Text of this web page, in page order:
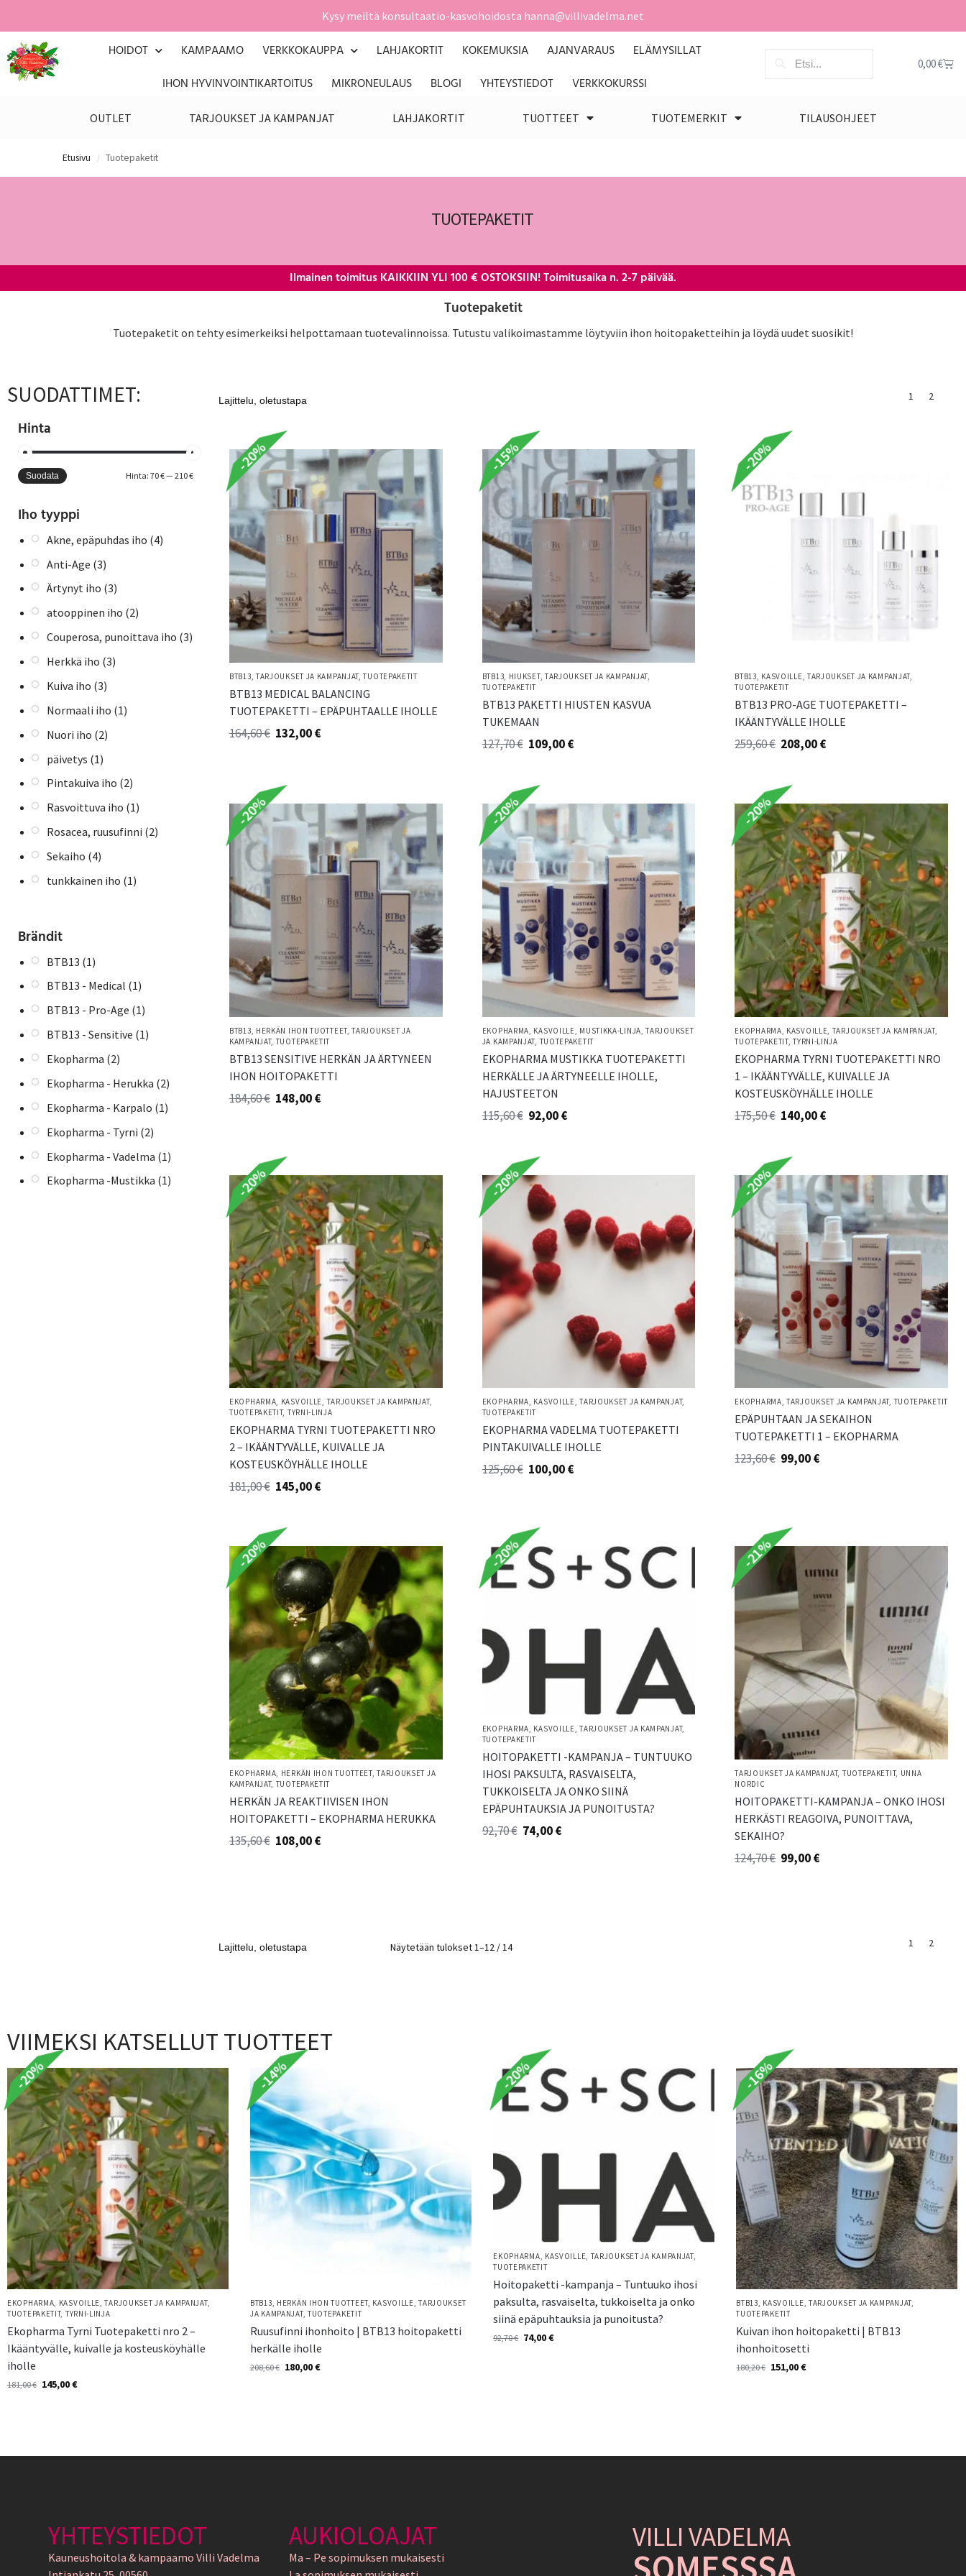
Kysy meiltä konsultaatio-kasvohoidosta hanna@villivadelma.net
HOIDOT KAMPAAMO VERKKOKAUPPA LAHJAKORTIT KOKEMUKSIA AJANVARAUS
ELÄMYSILLAT
IHON HYVINVOINTIKARTOITUS
MIKRONEULAUS BLOGI YHTEYSTIEDOT VERKKOKURSSI
0,00€
OUTLET TARJOUKSET JA KAMPANJAT LAHJAKORTIT TUOTTEET TUOTEMERKIT TILAUSOHJEET
Etusivu / Tuotepaketit
TUOTEPAKETIT
Ilmainen toimitus KAIKKIIN YLI 100 € OSTOKSIIN! Toimitusaika n. 2-7 päivää.
Tuotepaketit
Tuotepaketit on tehty esimerkeiksi helpottamaan tuotevalinnoissa. Tutustu valikoimastamme löytyviin ihon hoitopaketteihin ja löydä uudet suosikit!
SUODATTIMET:
Hinta
Suodata Hinta:70 €—210 €
Iho tyyppi
Akne, epäpuhdas iho (4)
Anti-Age (3)
Ärtynyt iho (3)
atooppinen iho (2)
Couperosa, punoittava iho (3)
Herkkä iho (3)
Kuiva iho (3)
Normaali iho (1)
Nuori iho (2)
päivetys (1)
Pintakuiva iho (2)
Rasvoittuva iho (1)
Rosacea, ruusufinni (2)
Sekaiho (4)
tunkkainen iho (1)
Brändit
BTB13 (1)
BTB13 - Medical (1)
BTB13 - Pro-Age (1)
BTB13 - Sensitive (1)
Ekopharma (2)
Ekopharma - Herukka (2)
Ekopharma - Karpalo (1)
Ekopharma - Tyrni (2)
Ekopharma - Vadelma (1)
Ekopharma -Mustikka (1)
1 2
-20%
BTB13, TARJOUKSET JA KAMPANJAT,TUOTEPAKETIT
BTB13 MEDICAL BALANCING
TUOTEPAKETTI – EPÄPUHTAALLE IHOLLE
164,60€ 132,00€
-15%
BTB13, HIUKSET, TARJOUKSET JA KAMPANJAT,
TUOTEPAKETIT
BTB13 PAKETTI HIUSTEN KASVUA
TUKEMAAN
127,70€ 109,00€
-20%
BTB13, KASVOILLE, TARJOUKSET JA KAMPANJAT,
TUOTEPAKETIT
BTB13 PRO-AGE TUOTEPAKETTI –
IKÄÄNTYVÄLLE IHOLLE
259,60€ 208,00€
-20%
BTB13 HERKÄN IHON TUOTTEET,TARJOUKSET JA
KAMPANJAT, TUOTEPAKETIT
BTB13 SENSITIVE HERKÄN JA ÄRTYNEEN
IHON HOITOPAKETTI
184,60€ 148,00€
-20%
EKOPHARMA KASVOILLE MUSTIKKA-LINJA ,TARJOUKSET
JA KAMPANJAT, TUOTEPAKETIT
EKOPHARMA MUSTIKKA TUOTEPAKETTI
HERKÄLLE JA ÄRTYNEELLE IHOLLE,
HAJUSTEETON
115,60€ 92,00€
-20%
EKOPHARMA KASVOILLE TARJOUKSET JA KAMPANJAT,
TUOTEPAKETIT,TYRNI-LINJA
EKOPHARMA TYRNI TUOTEPAKETTI NRO
1 – IKÄÄNTYVÄLLE, KUIVALLE JA
KOSTEUSKÖYHÄLLE IHOLLE
175,50€ 140,00€
-20%
EKOPHARMA, KASVOILLE, TARJOUKSET JA KAMPANJAT,
TUOTEPAKETIT, TYRNI-LINJA
EKOPHARMA TYRNI TUOTEPAKETTI NRO
2 – IKÄÄNTYVÄLLE, KUIVALLE JA
KOSTEUSKÖYHÄLLE IHOLLE
181,00€ 145,00€
-20%
EKOPHARMA, KASVOILLE,TARJOUKSET JA KAMPANJAT,
TUOTEPAKETIT
EKOPHARMA VADELMA TUOTEPAKETTI
PINTAKUIVALLE IHOLLE
125,60€ 100,00€
-20%
EKOPHARMA,TARJOUKSET JA KAMPANJAT, TUOTEPAKETIT
EPÄPUHTAAN JA SEKAIHON
TUOTEPAKETTI 1 – EKOPHARMA
123,60€ 99,00€
-20%
EKOPHARMA, HERKÄN IHON TUOTTEET,TARJOUKSET JA
KAMPANJAT, TUOTEPAKETIT
HERKÄN JA REAKTIIVISEN IHON
HOITOPAKETTI – EKOPHARMA HERUKKA
135,60€ 108,00€
-20%
EKOPHARMA KASVOILLE ,TARJOUKSET JA KAMPANJAT,
TUOTEPAKETIT
HOITOPAKETTI -KAMPANJA – TUNTUUKO
IHOSI PAKSULTA, RASVAISELTA,
TUKKOISELTA JA ONKO SIINÄ
EPÄPUHTAUKSIA JA PUNOITUSTA?
92,70€ 74,00€
-21%
TARJOUKSET JA KAMPANJAT, TUOTEPAKETIT, UNNA
NORDIC
HOITOPAKETTI-KAMPANJA – ONKO IHOSI
HERKÄSTI REAGOIVA, PUNOITTAVA,
SEKAIHO?
124,70€ 99,00€
Näytetään tulokset 1–12 / 14 1 2
VIIMEKSI KATSELLUT TUOTTEET
-20%
EKOPHARMA, KASVOILLE,TARJOUKSET JA KAMPANJAT,
TUOTEPAKETIT, TYRNI-LINJA
Ekopharma Tyrni Tuotepaketti nro 2 –
Ikääntyvälle, kuivalle ja kosteusköyhälle
iholle
181,00€ 145,00€
-14%
BTB13, HERKÄN IHON TUOTTEET, KASVOILLE,TARJOUKSET
JA KAMPANJAT, TUOTEPAKETIT
Ruusufinni ihonhoito | BTB13 hoitopaketti
herkälle iholle
208,60€ 180,00€
-20%
EKOPHARMA, KASVOILLE, TARJOUKSET JA KAMPANJAT,
TUOTEPAKETIT
Hoitopaketti -kampanja – Tuntuuko ihosi
paksulta, rasvaiselta, tukkoiselta ja onko
siinä epäpuhtauksia ja punoitusta?
92,70€ 74,00€
-16%
BTB13, KASVOILLE, TARJOUKSET JA KAMPANJAT,
TUOTEPAKETIT
Kuivan ihon hoitopaketti | BTB13
ihonhoitosetti
180,20€ 151,00€
YHTEYSTIEDOT
Kauneushoitola & kampaamo Villi Vadelma
AUKIOLOAJAT
Ma – Pe sopimuksen mukaisesti
VILLI VADELMA